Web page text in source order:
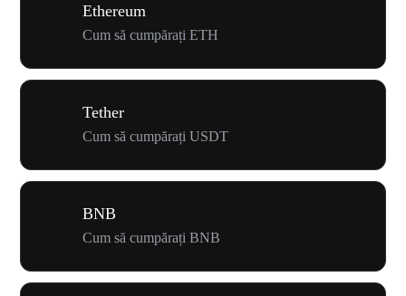
Ethereum
Cum să cumpărați ETH
Tether
Cum să cumpărați USDT
BNB
Cum să cumpărați BNB